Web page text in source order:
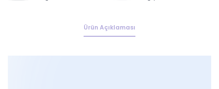
Ürün Açıklaması